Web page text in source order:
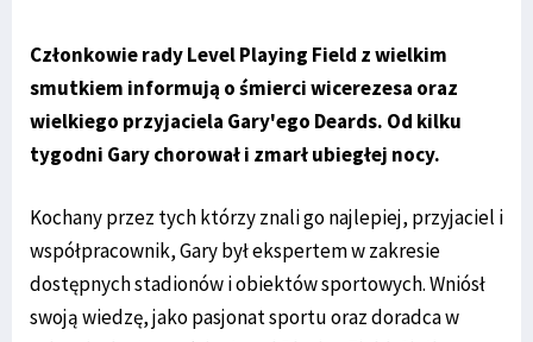
Członkowie rady Level Playing Field z wielkim
smutkiem informują o śmierci wicerezesa oraz
wielkiego przyjaciela Gary'ego Deards. Od kilku
tygodni Gary chorował i zmarł ubiegłej nocy.
Kochany przez tych którzy znali go najlepiej, przyjaciel i
współpracownik, Gary był ekspertem w zakresie
dostępnych stadionów i obiektów sportowych. Wniósł
swoją wiedzę, jako pasjonat sportu oraz doradca w